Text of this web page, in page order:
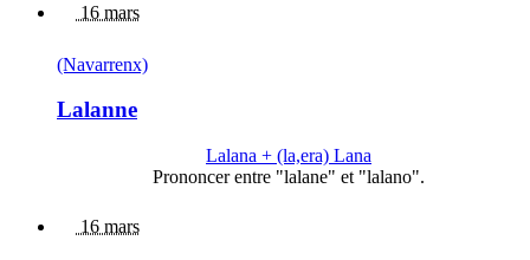
16 mars
(Navarrenx)
Lalanne
Lalana + (la,era) Lana
Prononcer entre "lalane" et "lalano".
16 mars